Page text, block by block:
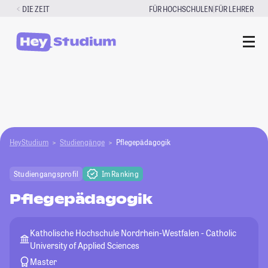
Zum
springen
DIE ZEIT FÜR HOCHSCHULEN|FÜR LEHRER
HeyStudium Studiengänge Pflegepädagogik
Studiengangsprofil Im Ranking
Pflegepädagogik
Katholische Hochschule Nordrhein-Westfalen - Catholic
University of Applied Sciences
Master